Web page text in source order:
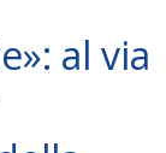
diocesi
al via